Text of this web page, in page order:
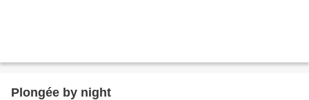
Plongée by night